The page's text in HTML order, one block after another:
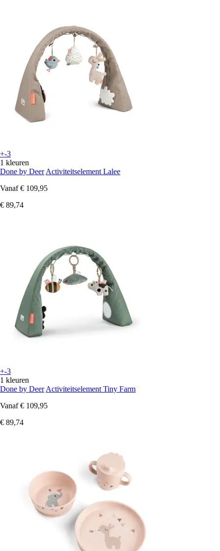
+-3
1 kleuren
Done by Deer Activiteitselement Lalee
Vanaf € 109,95
€ 89,74
+-3
1 kleuren
Done by Deer Activiteitselement Tiny Farm
Vanaf € 109,95
€ 89,74